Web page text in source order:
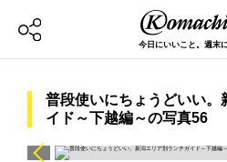
今日にいいこと。週末
普段使いにちょうどいい。
イド～下越編～の写真56